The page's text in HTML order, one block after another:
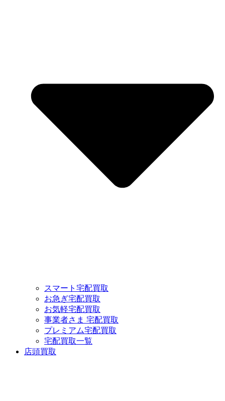
スマート宅配買取
お急ぎ宅配買取
お気軽宅配買取
事業者さま 宅配買取
プレミアム宅配買取
宅配買取一覧
店頭買取